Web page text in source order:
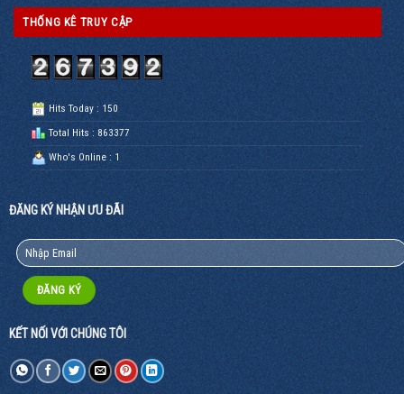
THỐNG KÊ TRUY CẬP
Hits Today : 150
Total Hits : 863377
Who's Online : 1
ĐĂNG KÝ NHẬN ƯU ĐÃI
KẾT NỐI VỚI CHÚNG TÔI